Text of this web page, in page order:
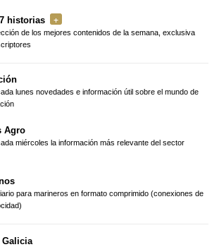
historias
de los mejores contenidos de la semana, exclusiva
lunes novedades e información útil sobre el mundo de
Agro
miércoles la información más relevante del sector
para marineros en formato comprimido (conexiones de